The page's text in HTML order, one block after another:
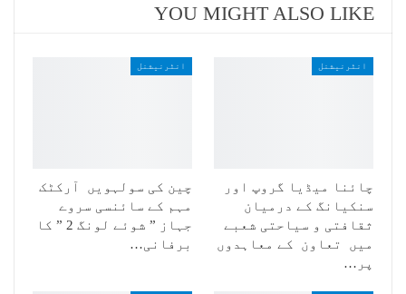
YOU MIGHT ALSO LIKE
انٹرنیشنل
چائنا میڈیا گروپ اور
سنکیانگ کے درمیان
ثقافتی و سیاحتی شعبے
میں تعاون کے معاہدوں
پر…
انٹرنیشنل
چین کی سولہویں آرکٹک
مہم کے سائنسی سروے
جہاز ” شوئے لونگ 2 ” کا
برفانی…